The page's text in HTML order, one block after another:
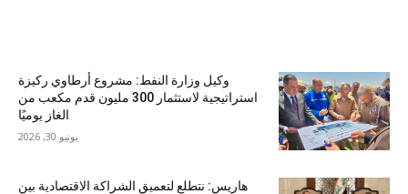
وكيل وزارة النفط: مشروع أرطاوي ركيزة
استراتيجية لاستثمار 300 مليون قدم مكعب من
الغاز يوميًا
يونيو 30, 2026
هاريس: نتطلع لتعميق الشراكة الاقتصادية بين